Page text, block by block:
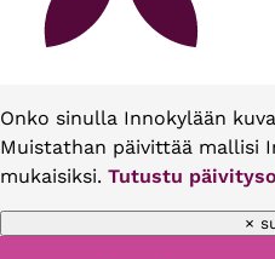
Onko sinulla Innokylään
Muistathan päivittää mallisi
mukaisiksi. Tutustu
×